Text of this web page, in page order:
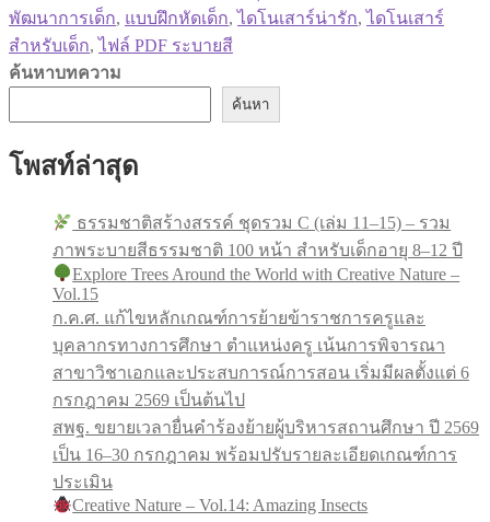
พัฒนาการเด็ก, แบบฝึกหัดเด็ก, ไดโนเสาร์น่ารัก, ไดโนเสาร์
สำหรับเด็ก, ไฟล์ PDF ระบายสี
ค้นหาบทความ
ค้นหา
โพสท์ล่าสุด
ธรรมชาติสร้างสรรค์ ชุดรวม C (เล่ม 11–15) – รวม
ภาพระบายสีธรรมชาติ 100 หน้า สำหรับเด็กอายุ 8–12 ปี
Explore Trees Around the World with Creative Nature –
Vol.15
ก.ค.ศ. แก้ไขหลักเกณฑ์การย้ายข้าราชการครูและ
บุคลากรทางการศึกษา ตำแหน่งครู เน้นการพิจารณา
สาขาวิชาเอกและประสบการณ์การสอน เริ่มมีผลตั้งแต่ 6
กรกฎาคม 2569 เป็นต้นไป
สพฐ. ขยายเวลายื่นคำร้องย้ายผู้บริหารสถานศึกษา ปี 2569
เป็น 16–30 กรกฎาคม พร้อมปรับรายละเอียดเกณฑ์การ
ประเมิน
Creative Nature – Vol.14: Amazing Insects